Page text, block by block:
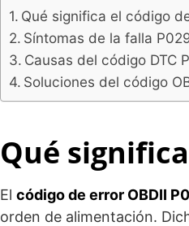
Qué significa el código
Síntomas de la falla
Causas del código DTC
Soluciones del código
Qué
El código de error OBDII
orden de alimentación.